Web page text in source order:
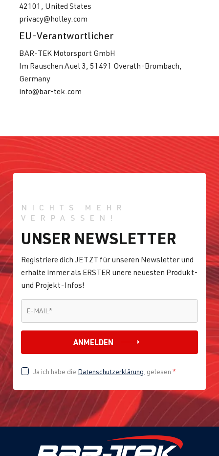
42101, United States
privacy@holley.com
EU-Verantwortlicher
BAR-TEK Motorsport GmbH
Im Rauschen Auel 3, 51491 Overath-Brombach,
Germany
info@bar-tek.com
NICHTS MEHR
VERPASSEN!
UNSER NEWSLETTER
Registriere dich JETZT für unseren Newsletter und
erhalte immer als ERSTER unere neuesten Produkt-
und Projekt-Infos!
E-MAIL *
ANMELDEN
Ja ich habe die Datenschutzerklärung gelesen *